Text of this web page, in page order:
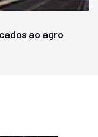
ao agro